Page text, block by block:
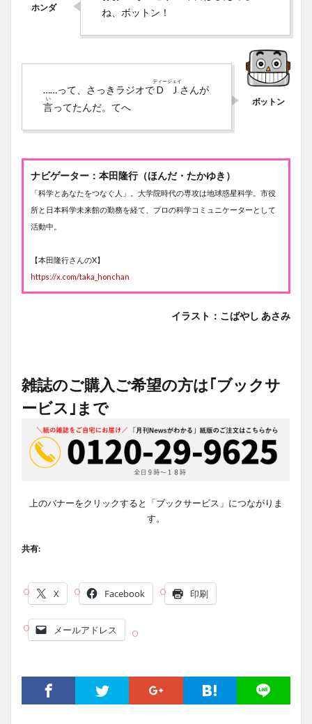
ね、ボットン！
……って、さっきラジオでD
ディー
J
ジェイ
さんが
言
い
ってたんだ。てへ
ナビゲーター：本田隆行（ほんだ・たかゆき）
「科学とあなたをつなぐ人」。大学院時代の専攻は地球惑星科学。市役
所と日本科学未来館の勤務を経て、プロの科学コミュニケーターとして
活動中。
【本田隆行さんのX】
https://x.com/taka_honchan
イラスト：こばやし あさみ
雑誌のご購入ご希望の方は｢ブックサ
ービス｣まで
上のバナーをクリックすると「ブックサービス」につながりま
す。
共有:
X Facebook 印刷
メールアドレス